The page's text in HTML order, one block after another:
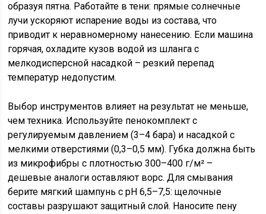
образуя пятна. Работайте в тени: прямые солнечные
лучи ускоряют испарение воды из состава, что
приводит к неравномерному нанесению. Если машина
горячая, охладите кузов водой из шланга с
мелкодисперсной насадкой – резкий перепад
температур недопустим.
Выбор инструментов влияет на результат не меньше,
чем техника. Используйте пенокомплект с
регулируемым давлением (3–4 бара) и насадкой с
мелкими отверстиями (0,3–0,5 мм). Губка должна быть
из микрофибры с плотностью 300–400 г/м² –
дешевые аналоги оставляют ворс. Для смывания
берите мягкий шампунь с pH 6,5–7,5: щелочные
составы разрушают защитный слой. Наносите пену